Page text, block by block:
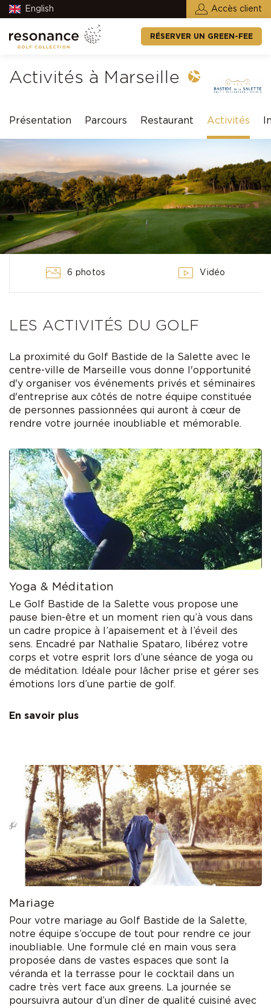
English Accès client
RÉSERVER UN GREEN-FEE
Activités à Marseille
Présentation Parcours Restaurant Activités
6 photos Vidéo
LES ACTIVITÉS DU GOLF
La proximité du Golf Bastide de la Salette avec le
centre-ville de Marseille vous donne l'opportunité
d'y organiser vos événements privés et séminaires
d'entreprise aux côtés de notre équipe constituée
de personnes passionnées qui auront à cœur de
rendre votre journée inoubliable et mémorable.
Yoga & Méditation
Le Golf Bastide de la Salette vous propose une
pause bien-être et un moment rien qu’à vous dans
un cadre propice à l’apaisement et à l’éveil des
sens. Encadré par Nathalie Spataro, libérez votre
corps et votre esprit lors d’une séance de yoga ou
de méditation. Idéale pour lâcher prise et gérer ses
émotions lors d’une partie de golf.
En savoir plus
Mariage
Pour votre mariage au Golf Bastide de la Salette,
notre équipe s’occupe de tout pour rendre ce jour
inoubliable. Une formule clé en main vous sera
proposée dans de vastes espaces que sont la
véranda et la terrasse pour le cocktail dans un
cadre très vert face aux greens. La journée se
poursuivra autour d’un dîner de qualité cuisiné avec